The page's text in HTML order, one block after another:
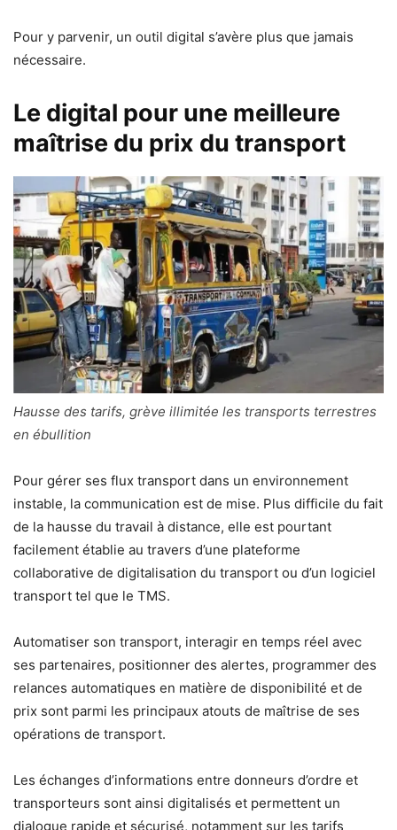
Pour y parvenir, un outil digital s’avère plus que jamais
nécessaire.
Le digital pour une meilleure
maîtrise du prix du transport
Hausse des tarifs, grève illimitée les transports terrestres
en ébullition
Pour gérer ses flux transport dans un environnement
instable, la communication est de mise. Plus difficile du fait
de la hausse du travail à distance, elle est pourtant
facilement établie au travers d’une plateforme
collaborative de digitalisation du transport ou d’un logiciel
transport tel que le TMS.
Automatiser son transport, interagir en temps réel avec
ses partenaires, positionner des alertes, programmer des
relances automatiques en matière de disponibilité et de
prix sont parmi les principaux atouts de maîtrise de ses
opérations de transport.
Les échanges d’informations entre donneurs d’ordre et
transporteurs sont ainsi digitalisés et permettent un
dialogue rapide et sécurisé, notamment sur les tarifs